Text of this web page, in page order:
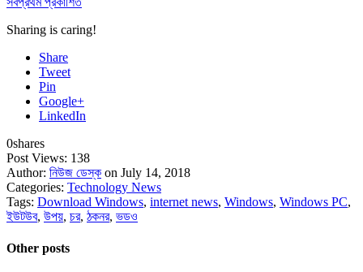
Sharing is caring!
Share
Tweet
Pin
Google+
LinkedIn
0shares
Post Views: 138
Author: নিউজ ডেস্ক on July 14, 2018
Categories: Technology News
Tags: Download Windows, internet news, Windows, Windows PC,
ইউটউব, উপয়, চর, ঠকনর, ভডও
Other posts